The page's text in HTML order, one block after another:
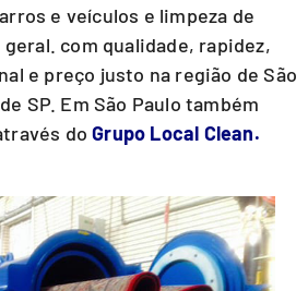
e veículos e limpeza de
com qualidade, rapidez,
e preço justo na região de São
SP. Em São Paulo também
doGrupo Local Clean.